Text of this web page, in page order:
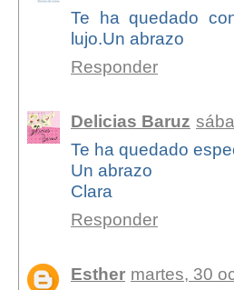
Te ha quedado
lujo.Un abrazo
Responder
Delicias Baruz
Te ha quedado
Un abrazo
Clara
Responder
Esther martes, 30